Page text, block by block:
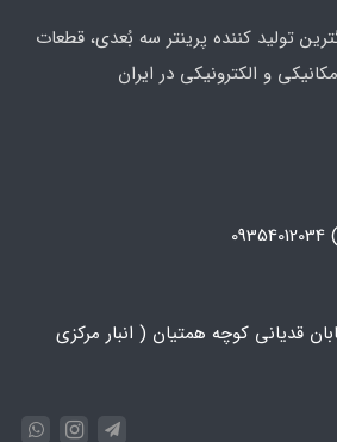
تولید کننده پرینتر سه بُعدی، قطعات
و الکترونیکی در ایران
قدیانی کوچه همتیان ( انبار مرکزی